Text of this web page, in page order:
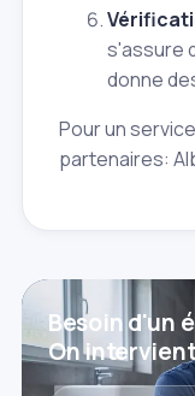
s'assure
donne
Pour un
partenaires:
Besoin d'un
On